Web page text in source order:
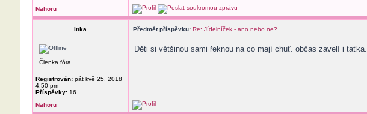
Nahoru
Inka Předmět příspěvku: Re: Jídelníček - ano nebo ne?
Členka fóra
Registrován:pát kvě 25, 2018
4:50 pm
Příspěvky:16
Děti si většinou sami řeknou na co mají chuť. občas zavelí i taťka.
Nahoru